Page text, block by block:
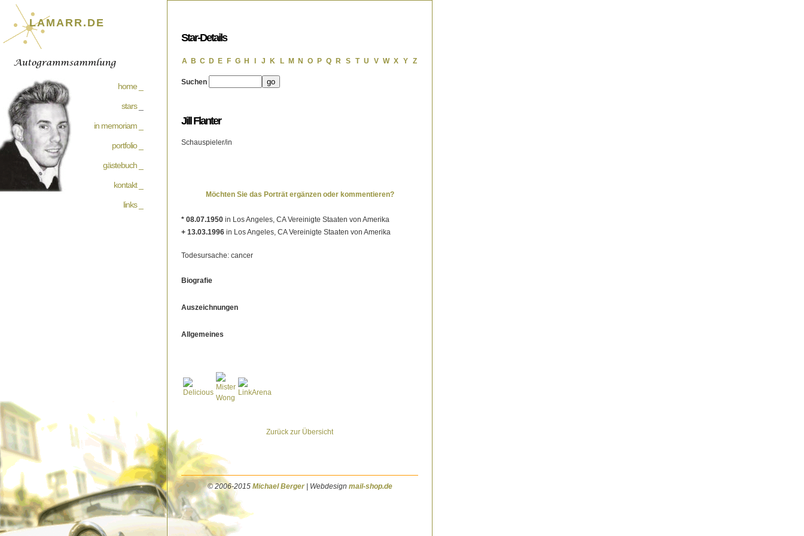
LAMARR.DE
home _
stars_
in memoriam _
portfolio _
gästebuch _
kontakt _
links _
Star-Details
A B C D E F G H J K L M N O P Q R S T U V W X Y Z
Suchen
Jill Flanter
Schauspieler/in
Möchten Sie das Porträt ergänzen oder kommentieren?
* 08.07.1950 in Los Angeles, CA Vereinigte Staaten von Amerika
+ 13.03.1996 in Los Angeles, CA Vereinigte Staaten von Amerika
Todesursache: cancer
Biografie
Auszeichnungen
Allgemeines
Zurück zur Übersicht
© 2006-2015 Michael Berger| Webdesign mail-shop.de